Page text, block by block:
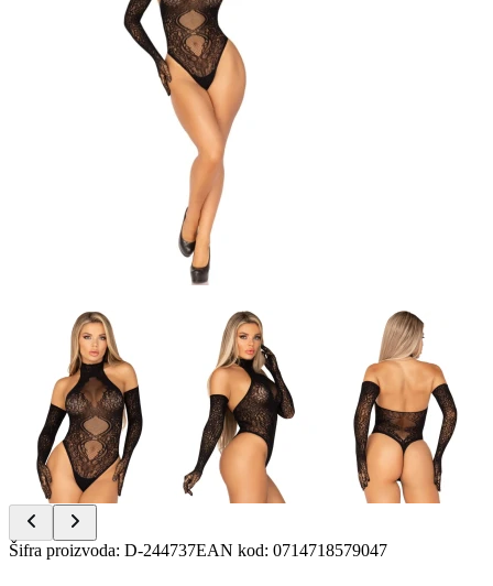
Item
Šifra proizvoda: D-244737EAN kod: 0714718579047